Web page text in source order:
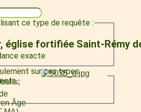
ce type de requête :
exacte
sur ces types
:
église fortifiée Saint-Rémy
Âge